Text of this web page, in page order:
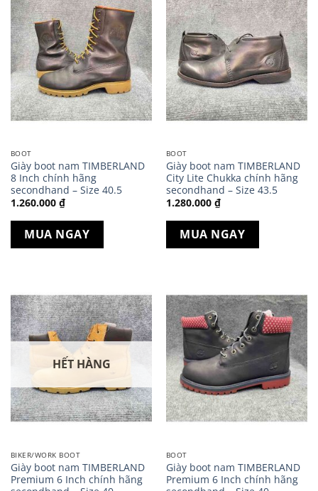
BOOT
Giày boot nam TIMBERLAND
8 Inch chính hãng
secondhand – Size 40.5
1.260.000 ₫
MUA NGAY
BOOT
Giày boot nam TIMBERLAND
City Lite Chukka chính hãng
secondhand – Size 43.5
1.280.000 ₫
MUA NGAY
HẾT HÀNG
BIKER/WORK BOOT
Giày boot nam TIMBERLAND
Premium 6 Inch chính hãng
BOOT
Giày boot nam TIMBERLAND
Premium 6 Inch chính hãng